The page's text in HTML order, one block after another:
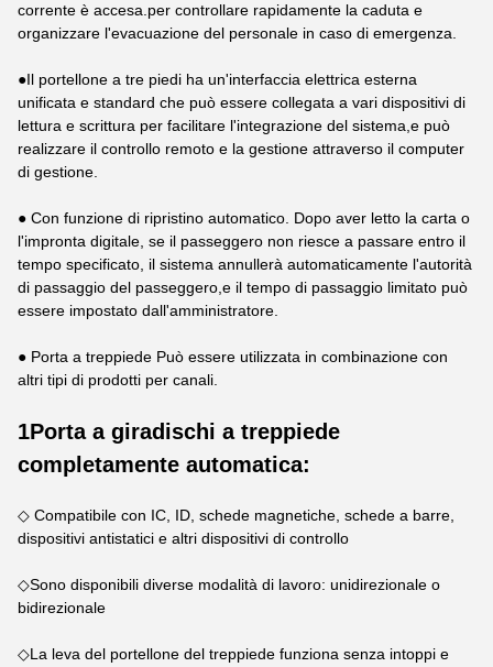
corrente è accesa.per controllare rapidamente la caduta e
organizzare l'evacuazione del personale in caso di emergenza.
●Il portellone a tre piedi ha un'interfaccia elettrica esterna
unificata e standard che può essere collegata a vari dispositivi di
lettura e scrittura per facilitare l'integrazione del sistema,e può
realizzare il controllo remoto e la gestione attraverso il computer
di gestione.
● Con funzione di ripristino automatico. Dopo aver letto la carta o
l'impronta digitale, se il passeggero non riesce a passare entro il
tempo specificato, il sistema annullerà automaticamente l'autorità
di passaggio del passeggero,e il tempo di passaggio limitato può
essere impostato dall'amministratore.
● Porta a treppiede Può essere utilizzata in combinazione con
altri tipi di prodotti per canali.
1Porta a giradischi a treppiede
completamente automatica:
◇ Compatibile con IC, ID, schede magnetiche, schede a barre,
dispositivi antistatici e altri dispositivi di controllo
◇Sono disponibili diverse modalità di lavoro: unidirezionale o
bidirezionale
◇La leva del portellone del treppiede funziona senza intoppi e